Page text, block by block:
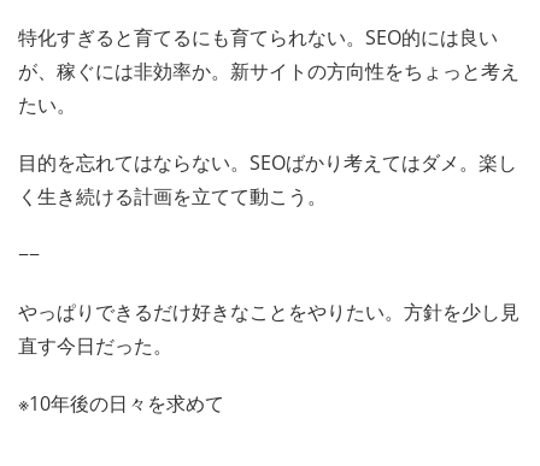
特化すぎると育てるにも育てられない。SEO的には良い
が、稼ぐには非効率か。新サイトの方向性をちょっと考え
たい。
目的を忘れてはならない。SEOばかり考えてはダメ。楽し
く生き続ける計画を立てて動こう。
−−
やっぱりできるだけ好きなことをやりたい。方針を少し見
直す今日だった。
※10年後の日々を求めて